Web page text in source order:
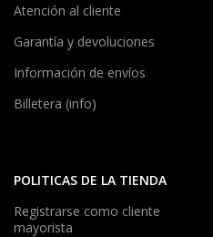
Atención al cliente
Garantía y devoluciones
Información de envíos
Billetera (info)
POLITICAS DE LA TIENDA
Registrarse como cliente
mayorista